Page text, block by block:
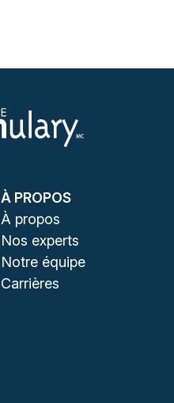
À PROPOS
À propos
Nos experts
Notre équipe
Carrières